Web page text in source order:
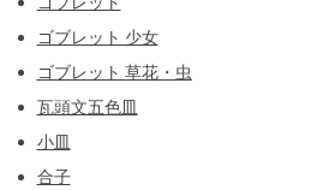
ゴブレット 少女
ゴブレット 草花・虫
瓦頭文五色皿
小皿
合子